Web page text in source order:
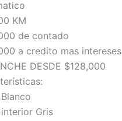
KM
de contado
a credito mas intereses
DESDE $128,000
Gris